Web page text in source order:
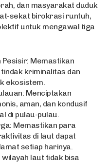
dan masyarakat duduk
sekat birokrasi runtuh,
untuk mengawal tiga
Pesisir: Memastikan
kriminalitas dan
ekosistem.
Menciptakan
aman, dan kondusif
di pulau-pulau.
Memastikan para
di laut dapat
setiap harinya.
laut tidak bisa